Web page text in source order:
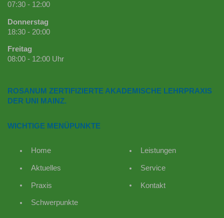
07:30 - 12:00
Donnerstag
18:30 - 20:00
Freitag
08:00 - 12:00 Uhr
ROSANUM ZERTIFIZIERTE AKADEMISCHE LEHRPRAXIS
DER UNI MAINZ.
WICHTIGE MENÜPUNKTE
Home
Aktuelles
Praxis
Schwerpunkte
Leistungen
Service
Kontakt